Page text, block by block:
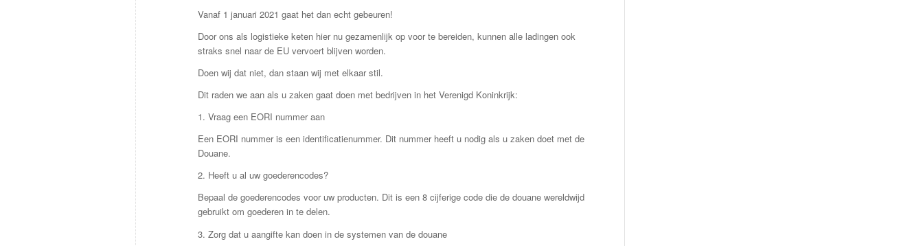
Vanaf 1 januari 2021 gaat het dan echt gebeuren!
Door ons als logistieke keten hier nu gezamenlijk op voor te bereiden, kunnen alle ladingen ook
straks snel naar de EU vervoert blijven worden.
Doen wij dat niet, dan staan wij met elkaar stil.
Dit raden we aan als u zaken gaat doen met bedrijven in het Verenigd Koninkrijk:
1. Vraag een EORI nummer aan
Een EORI nummer is een identificatienummer. Dit nummer heeft u nodig als u zaken doet met de
Douane.
2. Heeft u al uw goederencodes?
Bepaal de goederencodes voor uw producten. Dit is een 8 cijferige code die de douane wereldwijd
gebruikt om goederen in te delen.
3. Zorg dat u aangifte kan doen in de systemen van de douane